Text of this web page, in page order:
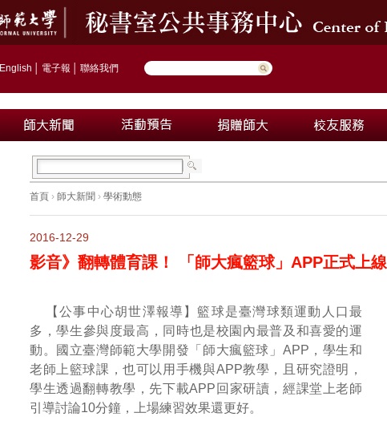
English 電子報 聯絡我們
首頁 › 師大新聞 › 學術動態
2016-12-29
影音》翻轉體育課！ 「師大瘋籃球」APP正式上線
【公事中心胡世澤報導】籃球是臺灣球類運動人口最
多，學生參與度最高，同時也是校園內最普及和喜愛的運
動。國立臺灣師範大學開發「師大瘋籃球」APP，學生和
老師上籃球課，也可以用手機與APP教學，且研究證明，
學生透過翻轉教學，先下載APP回家研讀，經課堂上老師
引導討論10分鐘，上場練習效果還更好。